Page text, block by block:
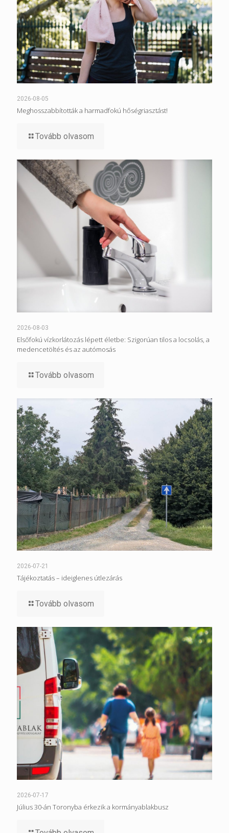
2026-08-05
Meghosszabbították a harmadfokú hőségriasztást!
Tovább olvasom
2026-08-03
Elsőfokú vízkorlátozás lépett életbe: Szigorúan tilos a locsolás, a
medencetöltés és az autómosás
Tovább olvasom
2026-07-21
Tájékoztatás – ideiglenes útlezárás
Tovább olvasom
2026-07-17
Július 30-án Toronyba érkezik a kormányablakbusz